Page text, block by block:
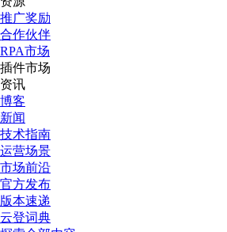
推广奖励
合作伙伴
RPA市场
插件市场
资讯
博客
新闻
技术指南
运营场景
市场前沿
官方发布
版本速递
云登词典